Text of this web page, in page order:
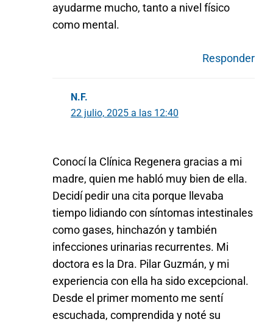
ayudarme mucho, tanto a nivel físico
como mental.
Responder
N.F.
22 julio, 2025 a las 12:40
Conocí la Clínica Regenera gracias a mi
madre, quien me habló muy bien de ella.
Decidí pedir una cita porque llevaba
tiempo lidiando con síntomas intestinales
como gases, hinchazón y también
infecciones urinarias recurrentes. Mi
doctora es la Dra. Pilar Guzmán, y mi
experiencia con ella ha sido excepcional.
Desde el primer momento me sentí
escuchada, comprendida y noté su